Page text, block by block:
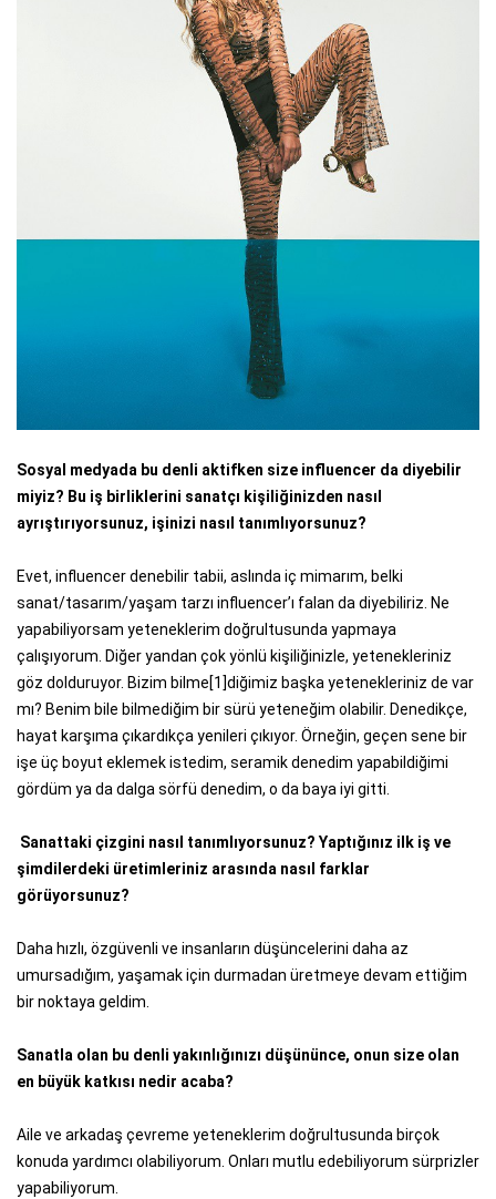
Sosyal medyada bu denli aktifken size influencer da diyebilir
miyiz? Bu iş birliklerini sanatçı kişiliğinizden nasıl
ayrıştırıyorsunuz, işinizi nasıl tanımlıyorsunuz?
Evet, influencer denebilir tabii, aslında iç mimarım, belki
sanat/tasarım/yaşam tarzı influencer’ı falan da diyebiliriz. Ne
yapabiliyorsam yeteneklerim doğrultusunda yapmaya
çalışıyorum. Diğer yandan çok yönlü kişiliğinizle, yetenekleriniz
göz dolduruyor. Bizim bilme[1]diğimiz başka yetenekleriniz de var
mı? Benim bile bilmediğim bir sürü yeteneğim olabilir. Denedikçe,
hayat karşıma çıkardıkça yenileri çıkıyor. Örneğin, geçen sene bir
işe üç boyut eklemek istedim, seramik denedim yapabildiğimi
gördüm ya da dalga sörfü denedim, o da baya iyi gitti.
Sanattaki çizgini nasıl tanımlıyorsunuz? Yaptığınız ilk iş ve
şimdilerdeki üretimleriniz arasında nasıl farklar
görüyorsunuz?
Daha hızlı, özgüvenli ve insanların düşüncelerini daha az
umursadığım, yaşamak için durmadan üretmeye devam ettiğim
bir noktaya geldim.
Sanatla olan bu denli yakınlığınızı düşününce, onun size olan
en büyük katkısı nedir acaba?
Aile ve arkadaş çevreme yeteneklerim doğrultusunda birçok
konuda yardımcı olabiliyorum. Onları mutlu edebiliyorum sürprizler
yapabiliyorum.